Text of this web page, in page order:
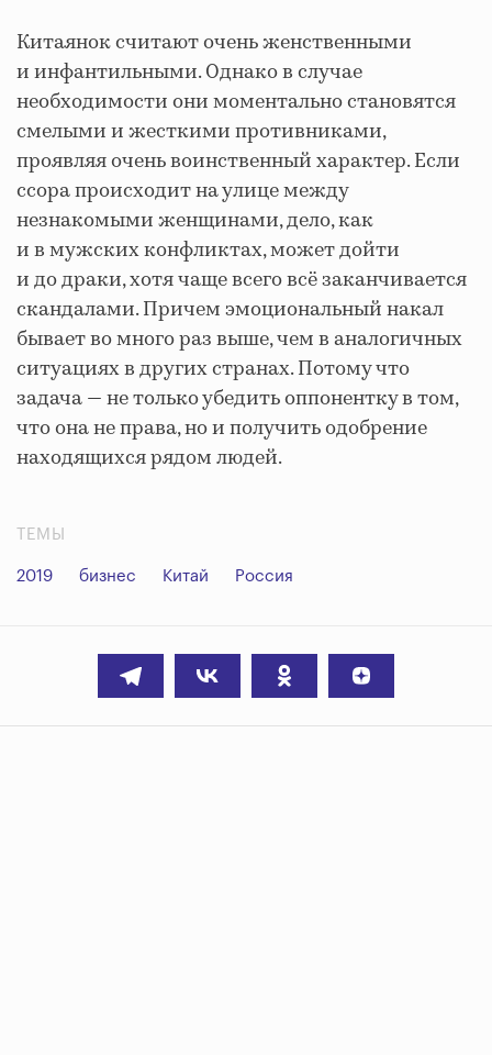
Китаянок считают очень женственными
и инфантильными. Однако в случае
необходимости они моментально становятся
смелыми и жесткими противниками,
проявляя очень воинственный характер. Если
ссора происходит на улице между
незнакомыми женщинами, дело, как
и в мужских конфликтах, может дойти
и до драки, хотя чаще всего всё заканчивается
скандалами. Причем эмоциональный накал
бывает во много раз выше, чем в аналогичных
ситуациях в других странах. Потому что
задача — не только убедить оппонентку в том,
что она не права, но и получить одобрение
находящихся рядом людей.
ТЕМЫ
2019 бизнес Китай Россия